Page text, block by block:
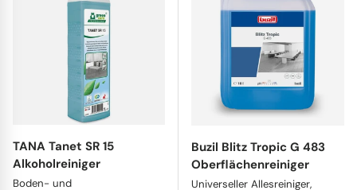
TANA Tanet SR 15
Alkoholreiniger
Boden- und
Buzil Blitz Tropic G 483
Oberflächenreiniger
Universeller Allesreiniger,